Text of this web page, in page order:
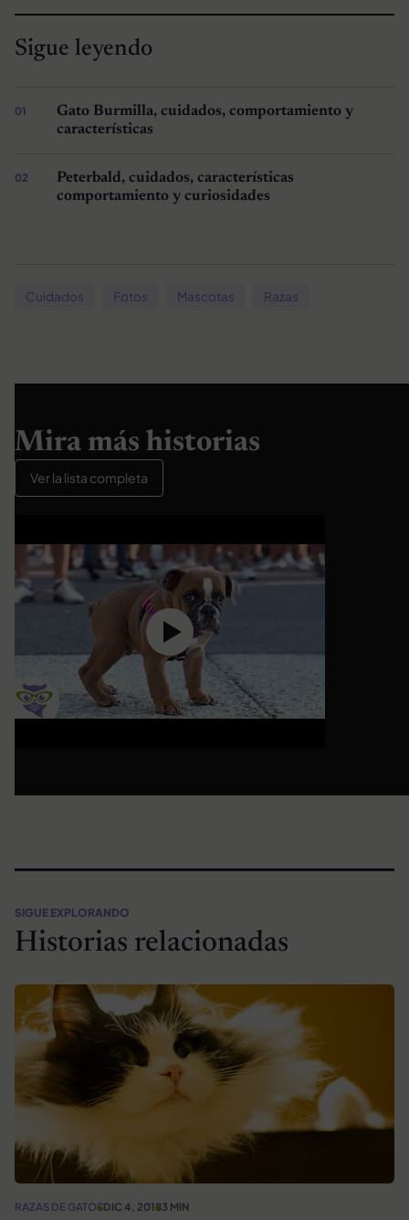
Sigue leyendo
Gato Burmilla, cuidados, comportamiento y
características
Peterbald, cuidados, características
comportamiento y curiosidades
Cuidados Fotos Mascotas Razas
Mira más historias
Ver la lista completa
SIGUE EXPLORANDO
Historias relacionadas
RAZAS DE GATOSDIC 4, 20183 MIN